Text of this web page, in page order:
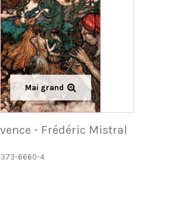
Mai grand
- Frédéric Mistral
6660-4